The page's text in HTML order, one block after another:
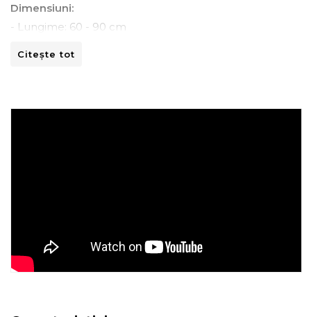
Dimensiuni:
- Lungime: 60 - 90 cm
- Inaltime: 90 -100 cm
solare.
- Evitati contactul direct cu benzi de fixare automata
Citește tot